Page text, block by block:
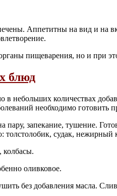
Аппетитны на вид и на
пищеварения, но и при
блюд
количествах
необходимо готовить
пару, запекание, тушение.
судак, нежирный
колбасы.
оливковое.
без добавления масла.